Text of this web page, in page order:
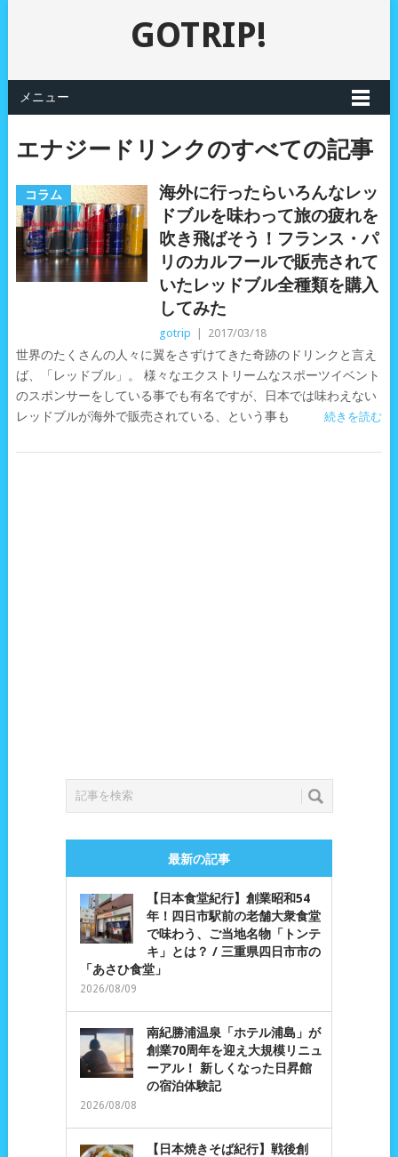
GOTRIP!
メニュー
エナジードリンクのすべての記事
コラム
海外に行ったらいろんなレッ
ドブルを味わって旅の疲れを
吹き飛ばそう！フランス・パ
リのカルフールで販売されて
いたレッドブル全種類を購入
してみた
gotrip 2017/03/18
世界のたくさんの人々に翼をさずけてきた奇跡のドリンクと言え
ば、「レッドブル」。 様々なエクストリームなスポーツイベント
のスポンサーをしている事でも有名ですが、日本では味わえない
レッドブルが海外で販売されている、という事も
続きを読む
最新の記事
【日本食堂紀行】創業昭和54
年！四日市駅前の老舗大衆食堂
で味わう、ご当地名物「トンテ
キ」とは？ / 三重県四日市市の
「あさひ食堂」
2026/08/09
南紀勝浦温泉「ホテル浦島」が
創業70周年を迎え大規模リニュ
ーアル！ 新しくなった日昇館
の宿泊体験記
2026/08/08
【日本焼きそば紀行】戦後創